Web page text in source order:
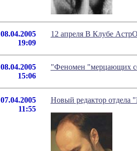
08.04.2005
19:09
12 апреля В Клубе
08.04.2005
15:06
"Феномен "мерцающих
07.04.2005
11:55
Новый редактор отдела